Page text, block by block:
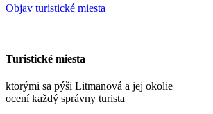
Objav turistické miesta
Turistické miesta
ktorými sa pýši Litmanová a jej okolie
ocení každý správny turista